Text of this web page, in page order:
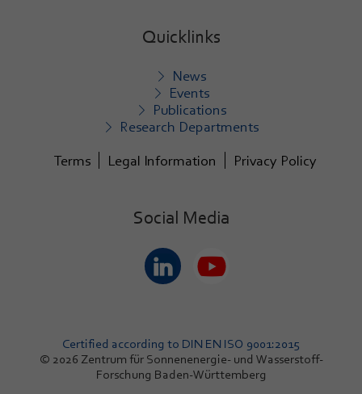
Quicklinks
News
Events
Publications
Research Departments
Terms
Legal Information Privacy Policy
Social Media
Certified according to DIN EN ISO 9001:2015
© 2026 Zentrum für Sonnenenergie- und Wasserstoff-
Forschung Baden-Württemberg